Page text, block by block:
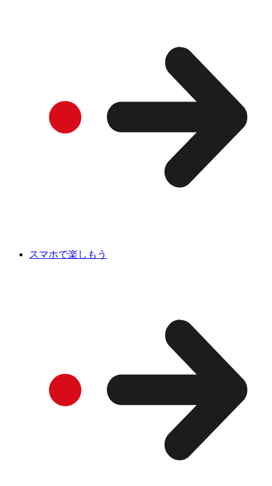
スマホで楽しもう